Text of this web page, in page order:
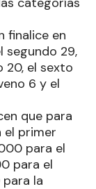
finalice en
segundo 29,
20, el sexto
6 y el
que para
el primer
para el
para el
la